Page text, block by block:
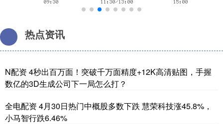
热点资讯
N配资 4秒出百万面！突破千万面精度+12K高清贴图，手握
数亿的3D生成公司下一局怎么打？
全电配资 4月30日热门中概股多数下跌 慧荣科技涨45.8%，
小马智行跌6.46%